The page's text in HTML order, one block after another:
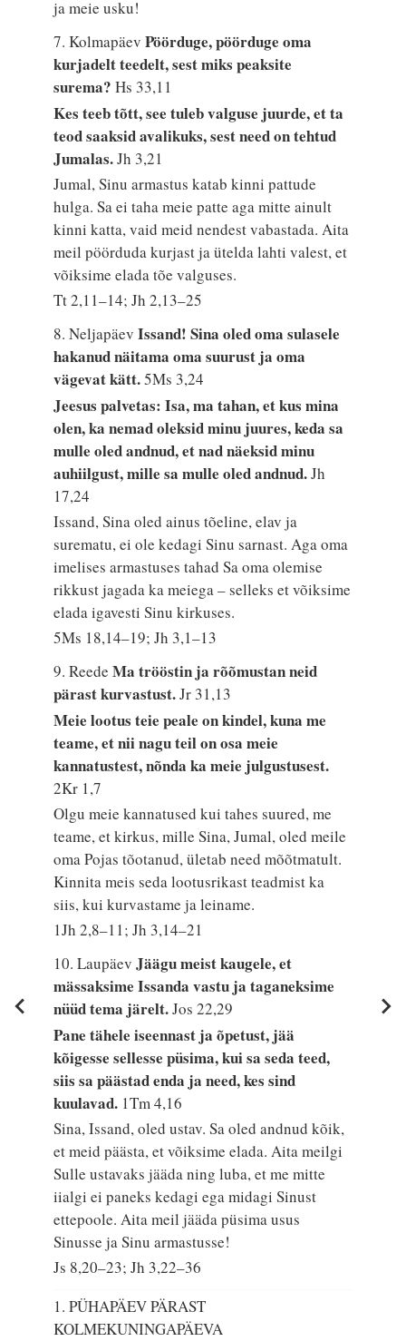
ja meie usku!
7. KolmapäevPöörduge, pöörduge oma
kurjadelt teedelt, sest miks peaksite
surema?Hs 33,11
Kes teeb tõtt, see tuleb valguse juurde, et ta
teod saaksid avalikuks, sest need on tehtud
Jumalas.Jh 3,21
Jumal, Sinu armastus katab kinni pattude
hulga. Sa ei taha meie patte aga mitte ainult
kinni katta, vaid meid nendest vabastada. Aita
meil pöörduda kurjast ja ütelda lahti valest, et
võiksime elada tõe valguses.
Tt 2,11–14; Jh 2,13–25
8. NeljapäevIssand! Sina oled oma sulasele
hakanud näitama oma suurust ja oma
vägevat kätt.5Ms 3,24
Jeesus palvetas: Isa, ma tahan, et kus mina
olen, ka nemad oleksid minu juures, keda sa
mulle oled andnud, et nad näeksid minu
auhiilgust, mille sa mulle oled andnud.Jh
17,24
Issand, Sina oled ainus tõeline, elav ja
surematu, ei ole kedagi Sinu sarnast. Aga oma
imelises armastuses tahad Sa oma olemise
rikkust jagada ka meiega – selleks et võiksime
elada igavesti Sinu kirkuses.
5Ms 18,14–19; Jh 3,1–13
9. ReedeMa trööstin ja rõõmustan neid
pärast kurvastust.Jr 31,13
Meie lootus teie peale on kindel, kuna me
teame, et nii nagu teil on osa meie
kannatustest, nõnda ka meie julgustusest.
2Kr 1,7
Olgu meie kannatused kui tahes suured, me
teame, et kirkus, mille Sina, Jumal, oled meile
oma Pojas tõotanud, ületab need mõõtmatult.
Kinnita meis seda lootusrikast teadmist ka
siis, kui kurvastame ja leiname.
1Jh 2,8–11; Jh 3,14–21
10. LaupäevJäägu meist kaugele, et
mässaksime Issanda vastu ja taganeksime
nüüd tema järelt.Jos 22,29
Pane tähele iseennast ja õpetust, jää
kõigesse sellesse püsima, kui sa seda teed,
siis sa päästad enda ja need, kes sind
kuulavad. 1Tm 4,16
Sina, Issand, oled ustav. Sa oled andnud kõik,
et meid päästa, et võiksime elada. Aita meilgi
Sulle ustavaks jääda ning luba, et me mitte
iialgi ei paneks kedagi ega midagi Sinust
ettepoole. Aita meil jääda püsima usus
Sinusse ja Sinu armastusse!
Js 8,20–23; Jh 3,22–36
1. PÜHAPÄEV PÄRAST
KOLMEKUNINGAPÄEVA